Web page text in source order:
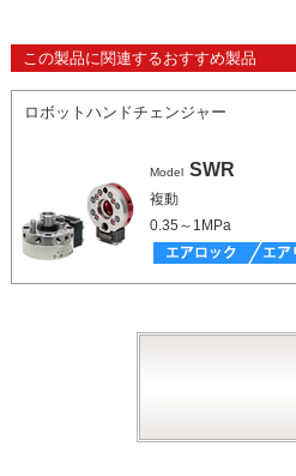
この製品に関連するおすすめ製品
ロボットハンドチェンジャー
Model SWR
複動
0.35～1MPa